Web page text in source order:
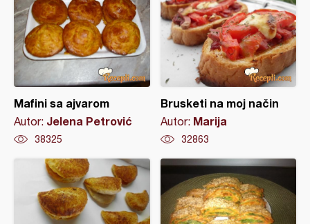
Mafini sa ajvarom
Autor: Jelena Petrović
38325
Brusketi na moj način
Autor: Marija
32863